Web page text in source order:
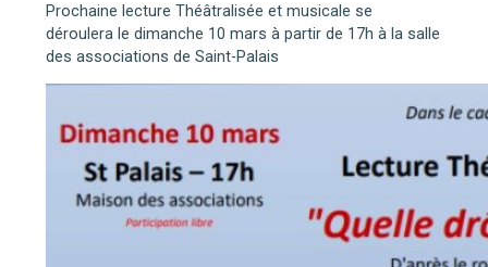
Prochaine lecture Théâtralisée et musicale se
déroulera le dimanche 10 mars à partir de 17h à la salle
des associations de Saint-Palais